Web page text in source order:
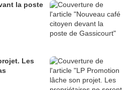
la poste
Les